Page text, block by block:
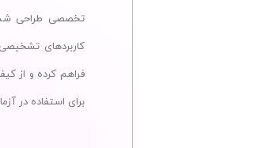
کاربردهای
برای استفاده در